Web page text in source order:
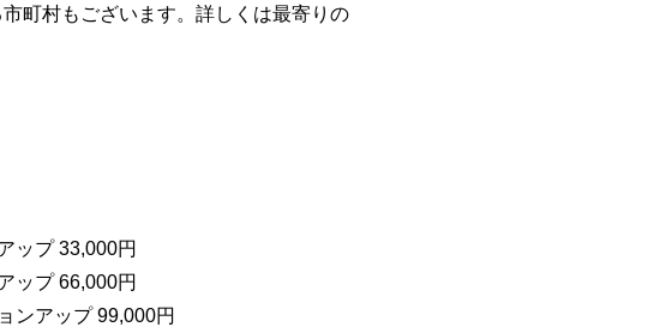
町村もございます。詳しくは最寄りの
ップ 33,000円
ップ 66,000円
ンアップ 99,000円